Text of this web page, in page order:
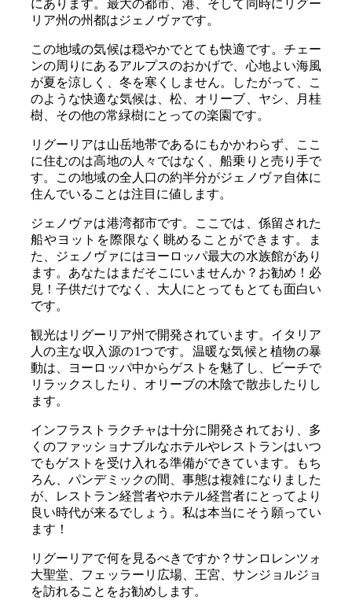
にあります。最大の都市、港、そして同時にリグー
リア州の州都はジェノヴァです。
この地域の気候は穏やかでとても快適です。チェー
ンの周りにあるアルプスのおかげで、心地よい海風
が夏を涼しく、冬を寒くしません。したがって、こ
のような快適な気候は、松、オリーブ、ヤシ、月桂
樹、その他の常緑樹にとっての楽園です。
リグーリアは山岳地帯であるにもかかわらず、ここ
に住むのは高地の人々ではなく、船乗りと売り手で
す。この地域の全人口の約半分がジェノヴァ自体に
住んでいることは注目に値します。
ジェノヴァは港湾都市です。ここでは、係留された
船やヨットを際限なく眺めることができます。ま
た、ジェノヴァにはヨーロッパ最大の水族館があり
ます。あなたはまだそこにいませんか？お勧め！必
見！子供だけでなく、大人にとってもとても面白い
です。
観光はリグーリア州で開発されています。イタリア
人の主な収入源の1つです。温暖な気候と植物の暴
動は、ヨーロッパ中からゲストを魅了し、ビーチで
リラックスしたり、オリーブの木陰で散歩したりし
ます。
インフラストラクチャは十分に開発されており、多
くのファッショナブルなホテルやレストランはいつ
でもゲストを受け入れる準備ができています。もち
ろん、パンデミックの間、事態は複雑になりました
が、レストラン経営者やホテル経営者にとってより
良い時代が来るでしょう。私は本当にそう願ってい
ます！
リグーリアで何を見るべきですか？サンロレンツォ
大聖堂、フェッラーリ広場、王宮、サンジョルジョ
を訪れることをお勧めします。